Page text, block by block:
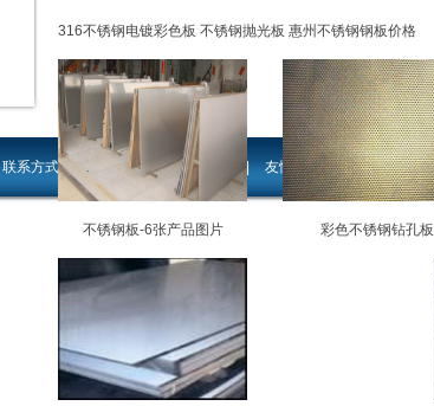
316不锈钢电镀彩色板 不锈钢抛光板 惠州不锈钢钢板价格
不锈钢板-6张产品图片 彩色不锈钢钻孔板
联系方式 给我留言 | 人才招聘 | 友情链接 |